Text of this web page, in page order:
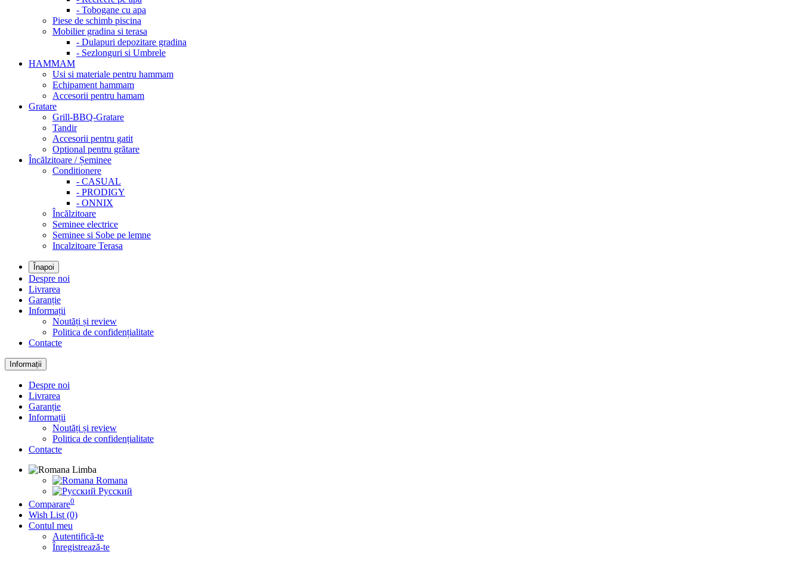
- Tobogane cu apa
Piese de schimb piscina
Mobilier gradina si terasa
- Dulapuri depozitare gradina
- Sezlonguri si Umbrele
HAMMAM
Usi si materiale pentru hammam
Echipament hammam
Accesorii pentru hamam
Gratare
Grill-BBQ-Gratare
Tandir
Accesorii pentru gatit
Optional pentru grătare
Încălzitoare / Șeminee
Conditionere
- CASUAL
- PRODIGY
- ONNIX
Încălzitoare
Seminee electrice
Seminee si Sobe pe lemne
Incalzitoare Terasa
Înapoi
Despre noi
Livrarea
Garanție
Informații
Noutăți și review
Politica de confidențialitate
Contacte
Informații
Despre noi
Livrarea
Garanție
Informații
Noutăți și review
Politica de confidențialitate
Contacte
Limba
Romana
Русский
Comparare0
Wish List (0)
Contul meu
Autentifică-te
Înregistrează-te